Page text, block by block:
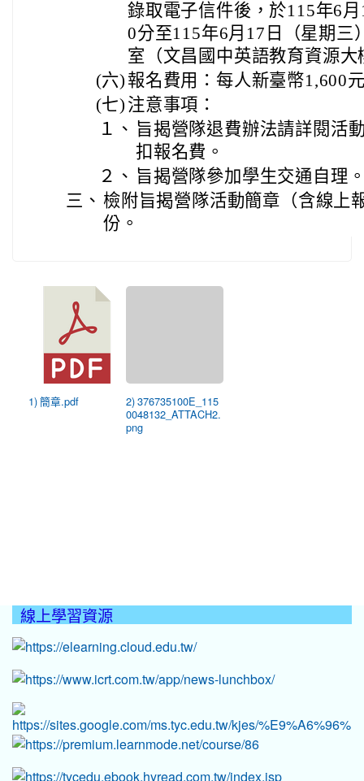
錄取電子信件後，於115年6
0分至115年6月17日（星期三
室（文昌國中英語教育資源
(六) 報名費用：每人新臺幣1,600
(七) 注意事項：
１、 旨揭營隊退費辦法請詳閱活
扣報名費。
２、 旨揭營隊參加學生交通自理
三、 檢附旨揭營隊活動簡章（含線上
份。
1) 簡章.pdf
2) 376735100E_115
0048132_ATTACH2.
png
線上學習資源